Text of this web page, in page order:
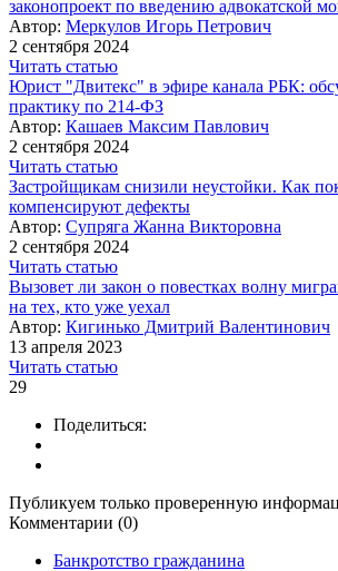
законопроект по введению адвокатской
Автор: Меркулов Игорь Петрович
2 сентября 2024
Читать статью
Юрист "Двитекс" в эфире канала РБК:
практику по 214-ФЗ
Автор: Кашаев Максим Павлович
2 сентября 2024
Читать статью
Застройщикам снизили неустойки. Как
компенсируют дефекты
Автор: Супряга Жанна Викторовна
2 сентября 2024
Читать статью
Вызовет ли закон о повестках волну
на тех, кто уже уехал
Автор: Кигинько Дмитрий Валентинович
13 апреля 2023
Читать статью
29
Поделиться:
Публикуем только проверенную
Комментарии (0)
Банкротство гражданина